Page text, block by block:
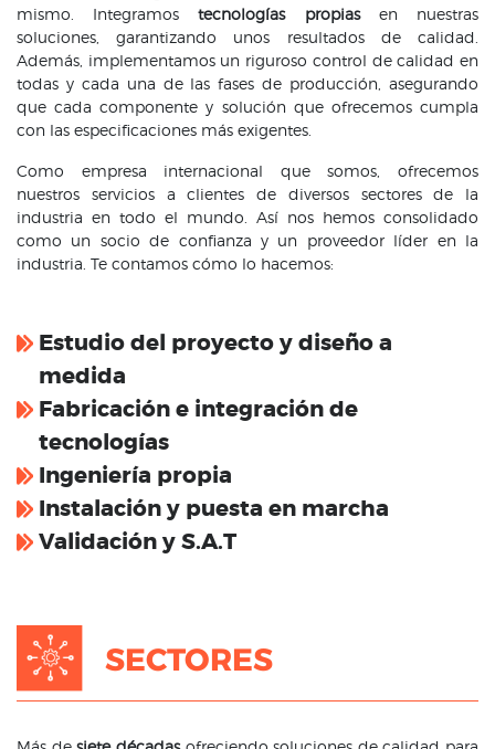
mismo. Integramostecnologías propiasen nuestras
soluciones, garantizando unos resultados de calidad.
Además, implementamos un riguroso control de calidad en
todas y cada una de las fases de producción, asegurando
que cada componente y solución que ofrecemos cumpla
con las especificaciones más exigentes.
Como empresa internacional que somos, ofrecemos
nuestros servicios a clientes de diversos sectores de la
industria en todo el mundo. Así nos hemos consolidado
como un socio de confianza y un proveedor líder en la
industria. Te contamos cómo lo hacemos:
Estudio del proyecto y diseño a
medida
Fabricación e integración de
tecnologías
Ingeniería propia
Instalación y puesta en marcha
Validación y S.A.T
SECTORES